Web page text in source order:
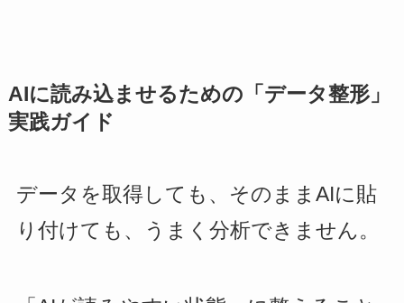
AIに読み込ませるための「データ整形」
実践ガイド
データを取得しても、そのままAIに貼
り付けても、うまく分析できません。